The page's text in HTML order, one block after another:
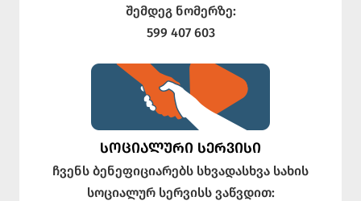
შემდეგ ნომერზე:
599 407 603
ᲡᲝᲪᲘᲐᲚᲣᲠᲘ ᲡᲔᲠᲕᲘᲡᲘ
ჩვენს ბენეფიციარებს სხვადასხვა სახის
სოციალურ სერვისს ვაწვდით: